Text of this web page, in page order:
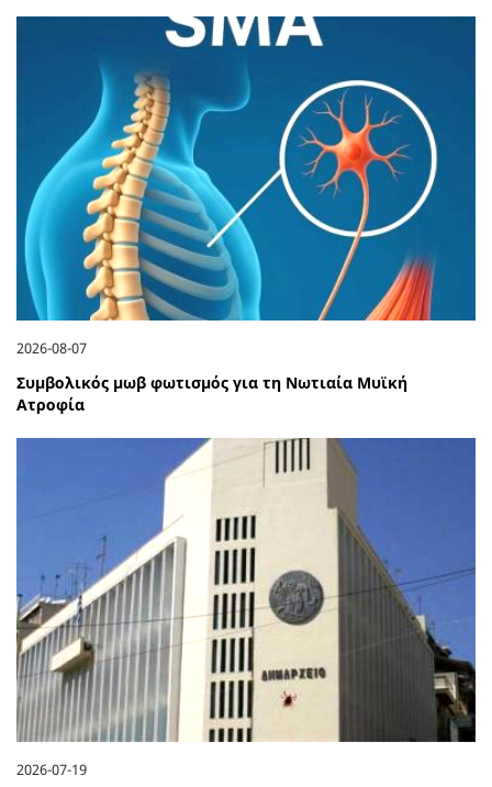
2026-08-07
Συμβολικός μωβ φωτισμός για τη Νωτιαία Μυϊκή
Ατροφία
2026-07-19